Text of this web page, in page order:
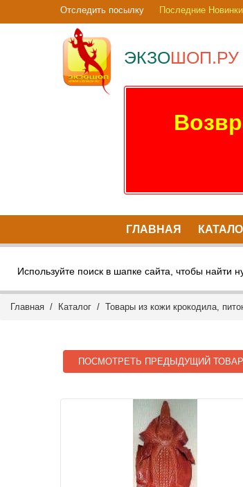
Отследить посылку Последние
ЭКЗОШОП.РУ
ГЛАВНАЯ
Используйте поиск в шапке сайта, чтобы найти
Главная / Каталог / Товары из кожи крокодила,
ПОСМОТРЕТЬ ПРЕДЫДУЩИЙ ТОВАР